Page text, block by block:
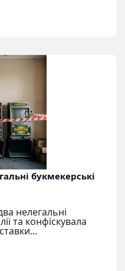
букмекерські
нелегальні
та конфіскувала